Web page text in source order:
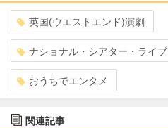
英国(ウエストエンド)演劇
ナショナル・シアター・ライブ
おうちでエンタメ
関連記事